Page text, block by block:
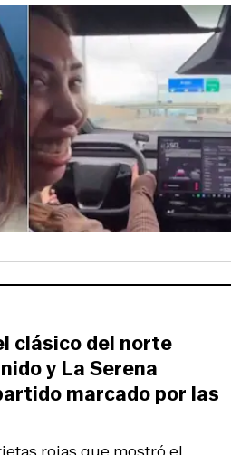
clásico del norte
y La Serena
marcado por las